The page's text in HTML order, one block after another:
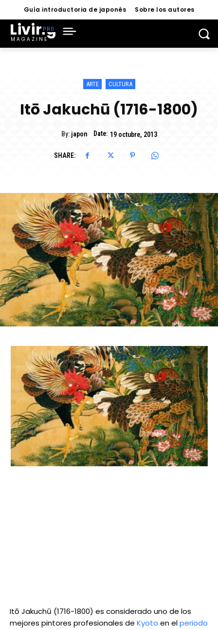
Guía introductoria de japonés Sobre los autores
Living
MAGAZINE
ARTE CULTURA
Itō Jakuchū (1716-1800)
By: japon Date: 19 octubre, 2013
SHARE:
Itō Jakuchū (1716-1800) es considerado uno de los
mejores pintores profesionales de Kyoto en elperiodo